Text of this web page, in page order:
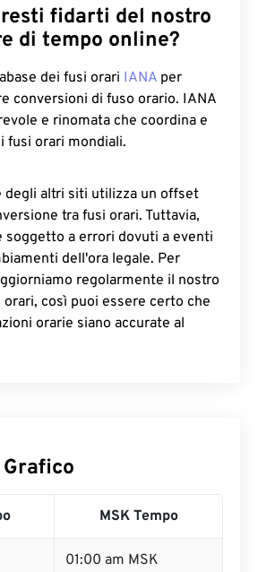
fidarti del nostro
di tempo online?
dei fusi orari IANA per
conversioni di fuso orario. IANA
e rinomata che coordina e
fusi orari mondiali.
degli altri siti utilizza un offset
tra fusi orari. Tuttavia,
soggetto a errori dovuti a eventi
dell'ora legale. Per
regolarmente il nostro
così puoi essere certo che
orarie siano accurate al
Grafico
MSK Tempo
01:00 am MSK